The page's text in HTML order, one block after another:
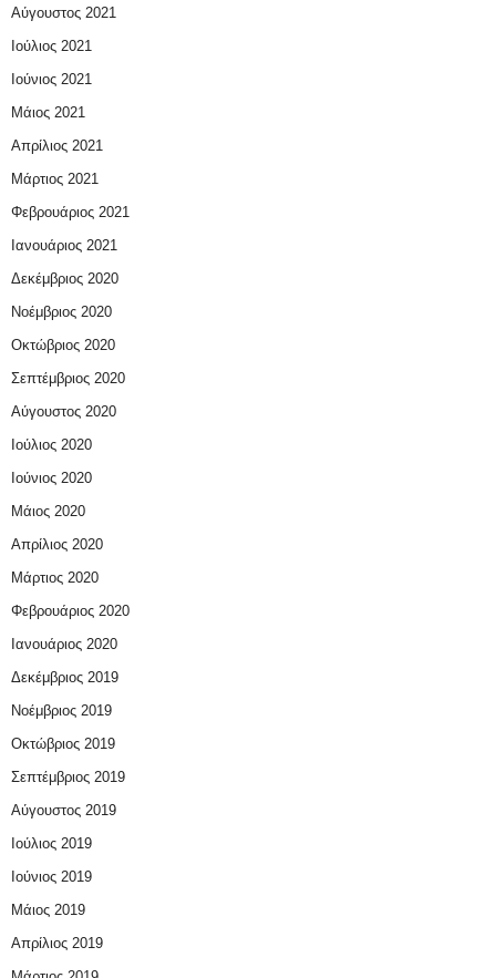
Αύγουστος 2021
Ιούλιος 2021
Ιούνιος 2021
Μάιος 2021
Απρίλιος 2021
Μάρτιος 2021
Φεβρουάριος 2021
Ιανουάριος 2021
Δεκέμβριος 2020
Νοέμβριος 2020
Οκτώβριος 2020
Σεπτέμβριος 2020
Αύγουστος 2020
Ιούλιος 2020
Ιούνιος 2020
Μάιος 2020
Απρίλιος 2020
Μάρτιος 2020
Φεβρουάριος 2020
Ιανουάριος 2020
Δεκέμβριος 2019
Νοέμβριος 2019
Οκτώβριος 2019
Σεπτέμβριος 2019
Αύγουστος 2019
Ιούλιος 2019
Ιούνιος 2019
Μάιος 2019
Απρίλιος 2019